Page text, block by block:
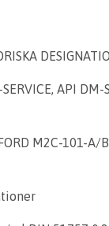
API DM-
M2C-101-A/